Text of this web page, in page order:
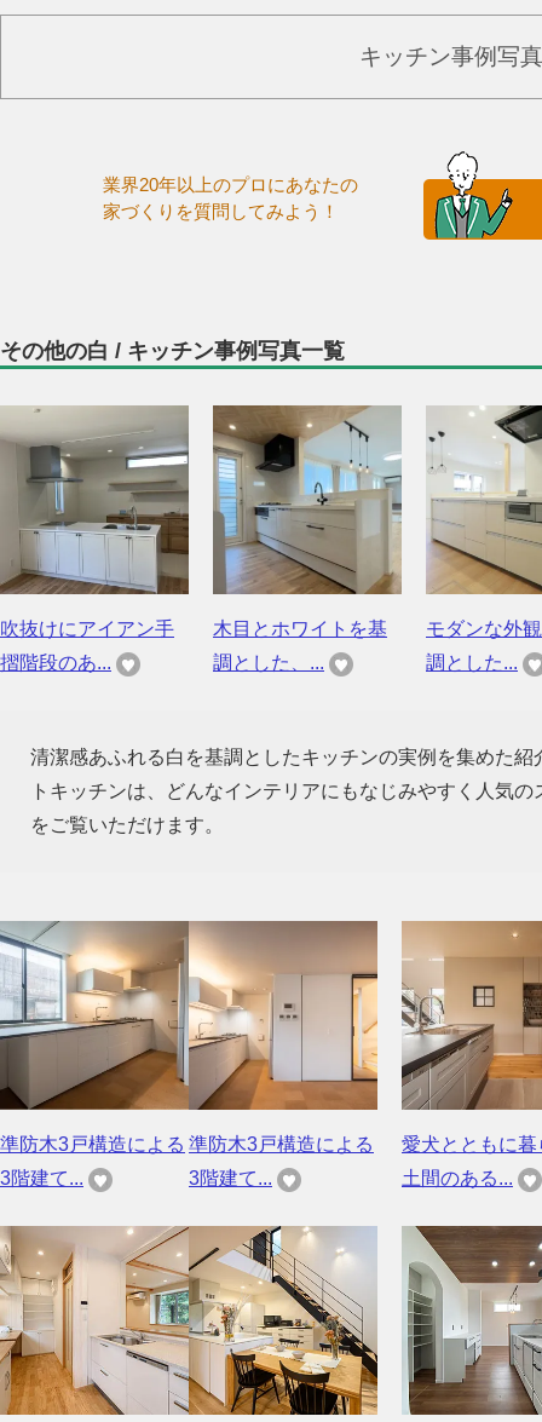
キッチン事例写
業界20年以上のプロにあなたの
家づくりを質問してみよう！
その他の白 / キッチン事例写真一覧
吹抜けにアイアン手
摺階段のあ...
木目とホワイトを基
調とした、...
モダンな外
調とした...
清潔感あふれる白を基調としたキッチンの実例を集めた
トキッチンは、どんなインテリアにもなじみやすく人気
をご覧いただけます。
準防木3戸構造による
3階建て...
準防木3戸構造による
3階建て...
愛犬とともに暮
土間のある...